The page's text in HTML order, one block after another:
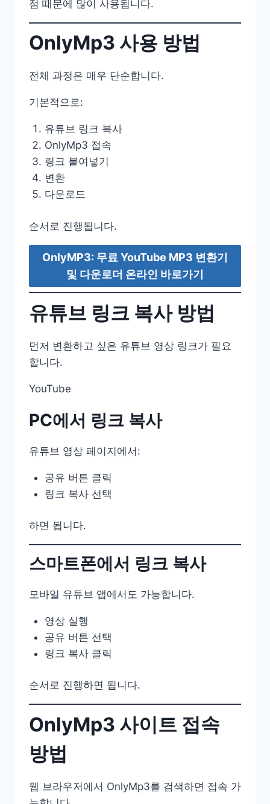
점 때문에 많이 사용됩니다.
OnlyMp3 사용 방법
전체 과정은 매우 단순합니다.
기본적으로:
유튜브 링크 복사
OnlyMp3 접속
링크 붙여넣기
변환
다운로드
순서로 진행됩니다.
OnlyMP3: 무료 YouTube MP3 변환기
및 다운로더 온라인 바로가기
유튜브 링크 복사 방법
먼저 변환하고 싶은 유튜브 영상 링크가 필요
합니다.
YouTube
PC에서 링크 복사
유튜브 영상 페이지에서:
공유 버튼 클릭
링크 복사 선택
하면 됩니다.
스마트폰에서 링크 복사
모바일 유튜브 앱에서도 가능합니다.
영상 실행
공유 버튼 선택
링크 복사 클릭
순서로 진행하면 됩니다.
OnlyMp3 사이트 접속
방법
웹 브라우저에서 OnlyMp3를 검색하면 접속 가